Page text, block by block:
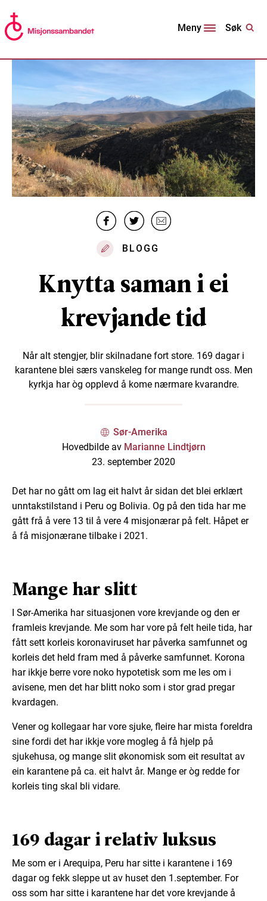
Meny Søk
BLOGG
Knytta saman i ei
krevjande tid
Når alt stengjer, blir skilnadane fort store. 169 dagar i
karantene blei særs vanskeleg for mange rundt oss. Men
kyrkja har òg opplevd å kome nærmare kvarandre.
Sør-Amerika
Hovedbilde av Marianne Lindtjørn
23. september 2020
Det har no gått om lag eit halvt år sidan det blei erklært
unntakstilstand i Peru og Bolivia. Og på den tida har me
gått frå å vere 13 til å vere 4 misjonærar på felt. Håpet er
å få misjonærane tilbake i 2021.
Mange har slitt
I Sør-Amerika har situasjonen vore krevjande og den er
framleis krevjande. Me som har vore på felt heile tida, har
fått sett korleis koronaviruset har påverka samfunnet og
korleis det held fram med å påverke samfunnet. Korona
har ikkje berre vore noko hypotetisk som me les om i
avisene, men det har blitt noko som i stor grad pregar
kvardagen.
Vener og kollegaar har vore sjuke, fleire har mista foreldra
sine fordi det har ikkje vore mogleg å få hjelp på
sjukehusa, og mange slit økonomisk som eit resultat av
ein karantene på ca. eit halvt år. Mange er òg redde for
korleis ting skal bli vidare.
169 dagar i relativ luksus
Me som er i Arequipa, Peru har sitte i karantene i 169
dagar og fekk sleppe ut av huset den 1.september. For
oss som har sitte i karantene har det vore krevjande å